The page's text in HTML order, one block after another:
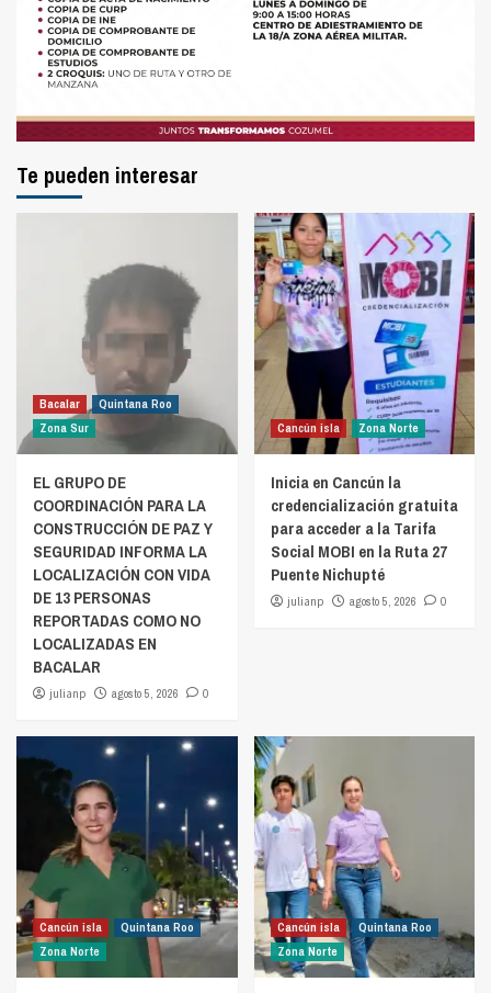
Te pueden interesar
Bacalar
Quintana Roo
Zona Sur
EL GRUPO DE
COORDINACIÓN PARA LA
CONSTRUCCIÓN DE PAZ Y
SEGURIDAD INFORMA LA
LOCALIZACIÓN CON VIDA
DE 13 PERSONAS
REPORTADAS COMO NO
LOCALIZADAS EN
BACALAR
julianp agosto 5, 2026 0
Cancún isla Zona Norte
Inicia en Cancún la
credencialización gratuita
para acceder a la Tarifa
Social MOBI en la Ruta 27
Puente Nichupté
julianp agosto 5, 2026 0
Cancún isla
Quintana Roo
Zona Norte
Cancún isla
Quintana Roo
Zona Norte